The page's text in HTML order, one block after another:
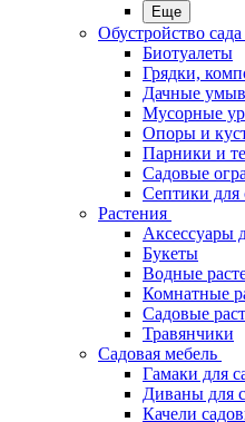
Еще
Обустройство сада
Биотуалеты
Грядки,
Дачные
Мусорные
Опоры и
Парники и
Садовые
Септики для
Растения
Аксессуары
Букеты
Водные
Комнатные
Садовые
Травянчики
Садовая мебель
Гамаки для
Диваны для
Качели